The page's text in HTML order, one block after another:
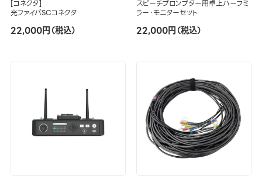
[コネクタ]
光ファイバSCコネクタ
22,000円（税込）
スピーチプロンプター用卓上ハーフミ
ラー・モニターセット
22,000円（税込）